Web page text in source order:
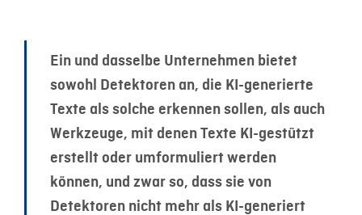
Ein und dasselbe Unternehmen bietet
sowohl Detektoren an, die KI-generierte
Texte als solche erkennen sollen, als auch
Werkzeuge, mit denen Texte KI-gestützt
erstellt oder umformuliert werden
können, und zwar so, dass sie von
Detektoren nicht mehr als KI-generiert